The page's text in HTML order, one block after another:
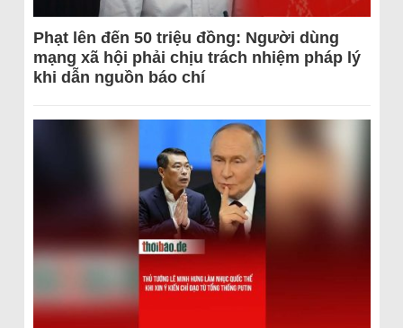
Phạt lên đến 50 triệu đồng: Người dùng
mạng xã hội phải chịu trách nhiệm pháp lý
khi dẫn nguồn báo chí